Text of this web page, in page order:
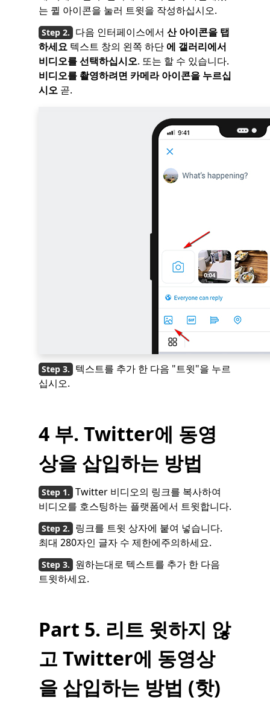
는 퀼 아이콘을 눌러 트윗을 작성하십시오.
다음 인터페이스에서 산 아이콘을 탭
하세요 텍스트 창의 왼쪽 하단 에 갤러리에서
비디오를 선택하십시오. 또는 할 수 있습니다.
비디오를 촬영하려면 카메라 아이콘을 누르십
시오 곧.
텍스트를 추가 한 다음 "트윗"을 누르
십시오.
4 부. Twitter에 동영
상을 삽입하는 방법
Twitter 비디오의 링크를 복사하여
비디오를 호스팅하는 플랫폼에서 트윗합니다.
링크를 트윗 상자에 붙여 넣습니다.
최대 280자인 글자 수 제한에주의하세요.
원하는대로 텍스트를 추가 한 다음
트윗하세요.
Part 5. 리트 윗하지 않
고 Twitter에 동영상
을 삽입하는 방법 (핫)